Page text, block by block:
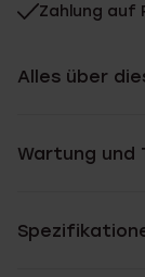
Zahlung auf
Alles über
Wartung und